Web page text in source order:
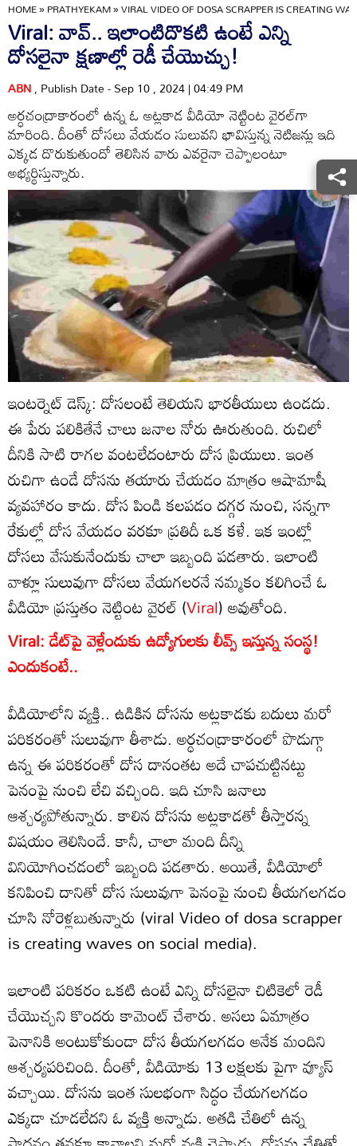
HOME»PRATHYEKAM»VIRAL VIDEO OF DOSA SCRAPPER IS CREATING
Viral: వావ్.. ఇలాంటిదొకటి ఉంటే ఎన్ని
దోసలైనా క్షణాల్లో రెడీ చేయొచ్చు!
ABN, Publish Date - Sep 10 , 2024 | 04:49 PM
అర్ధచంద్రాకారంలో ఉన్న ఓ అట్లకాడ వీడియో నెట్టింట వైరల్‌గా
మారింది. దీంతో దోసలు వేయడం సులువని భావిస్తున్న నెటిజన్లు ఇది
ఎక్కడ దొరుకుతుందో తెలిసిన వారు ఎవరైనా చెప్పాలంటూ
అభ్యర్థిస్తున్నారు.
ఇంటర్నెట్ డెస్క్: దోసలంటే తెలియని భారతీయులు ఉండదు.
ఈ పేరు పలికితేనే చాలు జనాల నోరు ఊరుతుంది. రుచిలో
దీనికి సాటి రాగల వంటలేదంటారు దోస ప్రియులు. ఇంత
రుచిగా ఉండే దోసను తయారు చేయడం మాత్రం ఆషామాషీ
వ్యవహారం కాదు. దోస పిండి కలపడం దగ్గర నుంచి, సన్నగా
రేకుల్లో దోస వేయడం వరకూ ప్రతిదీ ఒక కళే. ఇక ఇంట్లో
దోసలు వేసుకునేందుకు చాలా ఇబ్బంది పడతారు. ఇలాంటి
వాళ్లూ సులువుగా దోసలు వేయగలరనే నమ్మకం కలిగించే ఓ
వీడియో ప్రస్తుతం నెట్టింట వైరల్ (Viral) అవుతోంది.
Viral: డేట్‌పై వెళ్లేందుకు ఉద్యోగులకు లీవ్స్ ఇస్తున్న సంస్థ!
ఎందుకంటే..
వీడియోలోని వ్యక్తి.. ఉడికిన దోసను అట్లకాడకు బదులు మరో
పరికరంతో సులువుగా తీశాడు. అర్ధచంద్రాకారంలో పొడుగ్గా
ఉన్న ఈ పరికరంతో దోస దానంతట అదే చాపచుట్టినట్టు
పెనంపై నుంచి లేచి వచ్చింది. ఇది చూసి జనాలు
ఆశ్చర్యపోతున్నారు. కాలిన దోసను అట్లకాడతో తీస్తారన్న
విషయం తెలిసిందే. కానీ, చాలా మంది దీన్ని
వినియోగించడంలో ఇబ్బంది పడతారు. అయితే, వీడియోలో
కనిపించి దానితో దోస సులువుగా పెనంపై నుంచి తీయగలగడం
చూసి నోరెళ్లబుతున్నారు (viral Video of dosa scrapper
is creating waves on social media).
ఇలాంటి పరికరం ఒకటి ఉంటే ఎన్ని దోసలైనా చిటికెలో రెడీ
చేయొచ్చని కొందరు కామెంట్ చేశారు. అసలు ఏమాత్రం
పెనానికి అంటుకోకుండా దోస తీయగలగడం అనేక మందిని
ఆశ్చర్యపరిచింది. దీంతో, వీడియోకు 13 లక్షలకు పైగా వ్యూస్
వచ్చాయి. దోసను ఇంత సులభంగా సిద్ధం చేయగలగడం
ఎక్కడా చూడలేదని ఓ వ్యక్తి అన్నాడు. అతడి చేతిలో ఉన్న